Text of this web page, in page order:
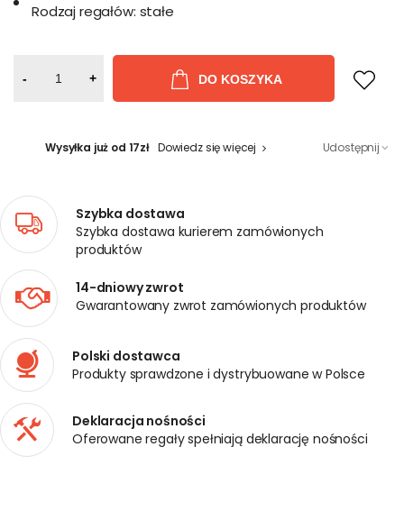
Rodzaj regałów: stałe
- + DO KOSZYKA
Wysyłka już od 17zł Dowiedz się więcej Udostępnij
Szybka dostawa
Szybka dostawa kurierem zamówionych
produktów
14-dniowy zwrot
Gwarantowany zwrot zamówionych produktów
Polski dostawca
Produkty sprawdzone i dystrybuowane w Polsce
Deklaracja nośności
Oferowane regały spełniają deklarację nośności